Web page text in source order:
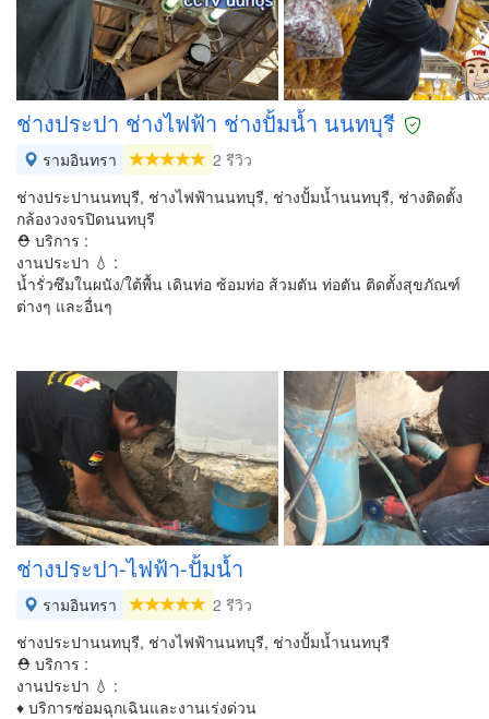
ช่างประปา ช่างไฟฟ้า ช่างปั้มน้ำ นนทบุรี
รามอินทรา
2 รีวิว
ช่างประปานนทบุรี, ช่างไฟฟ้านนทบุรี, ช่างปั้มน้ำนนทบุรี, ช่างติดตั้ง
กล้องวงจรปิดนนทบุรี
⛑ บริการ :
งานประปา 💧 :
น้ำรั่วซึมในผนัง/ใต้พื้น เดินท่อ ซ้อมท่อ ส้วมตัน ท่อตัน ติดตั้งสุขภัณฑ์
ต่างๆ และอื่นๆ
ช่างประปา-ไฟฟ้า-ปั้มน้ำ
รามอินทรา
2 รีวิว
ช่างประปานนทบุรี, ช่างไฟฟ้านนทบุรี, ช่างปั้มน้ำนนทบุรี
⛑ บริการ :
งานประปา 💧 :
♦ บริการซ่อมฉุกเฉินและงานเร่งด่วน